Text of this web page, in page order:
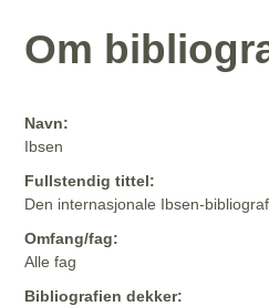
Om
Navn:
Ibsen
Fullstendig tittel:
Den internasjonale Ibsen-
Omfang/fag:
Alle fag
Bibliografien dekker: